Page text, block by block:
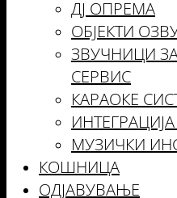
ДЈ ОПРЕМА
ОБЈЕКТИ
ЗВУЧНИЦИ
СЕРВИС
КАРАОКЕ
МУЗИЧКИ
КОШНИЦА
ОДЈАВУВАЊЕ